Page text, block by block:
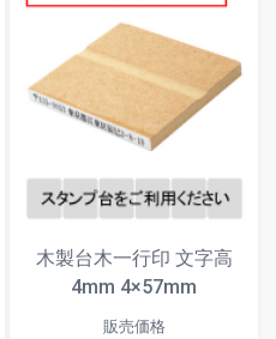
木製台木一行印 文字高
4mm 4×57mm
販売価格